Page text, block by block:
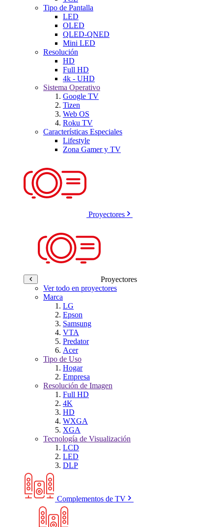
Tipo de Pantalla
LED
OLED
QLED-QNED
Mini LED
Resolución
HD
Full HD
4k - UHD
Sistema Operativo
Google TV
Tizen
Web OS
Roku TV
Características Especiales
Lifestyle
Zona Gamer y TV
Proyectores
Proyectores
Ver todo en proyectores
Marca
LG
Epson
Samsung
VTA
Predator
Acer
Tipo de Uso
Hogar
Empresa
Resolución de Imagen
Full HD
4K
HD
WXGA
XGA
Tecnología de Visualización
LCD
LED
DLP
Complementos de TV